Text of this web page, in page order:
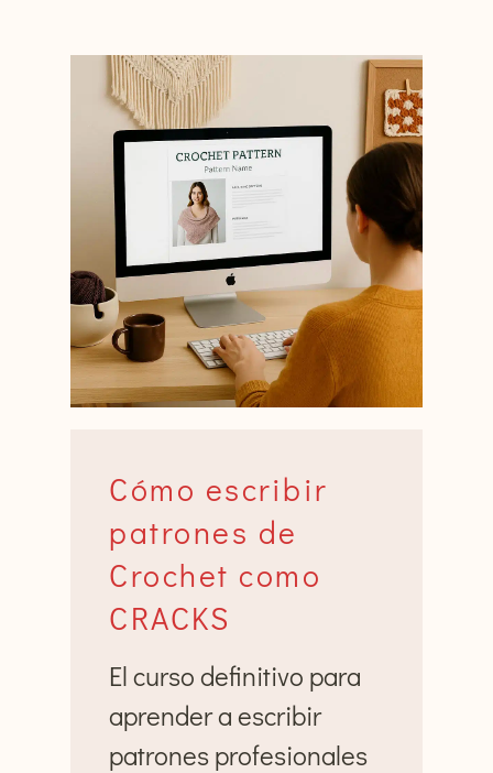
Cómo escribir
patrones de
Crochet como
CRACKS
El curso definitivo para
aprender a escribir
patrones profesionales